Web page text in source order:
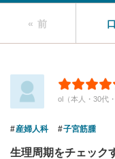
« 前
ol（本人・30代
産婦人科 子宮筋腫
生理周期をチェック